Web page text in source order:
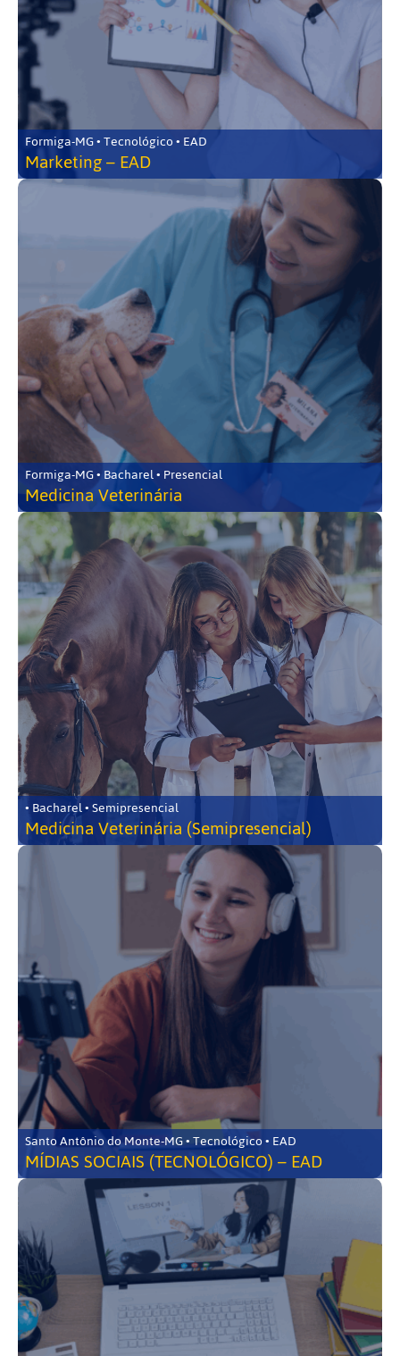
Formiga-MG • Tecnológico • EAD
Marketing – EAD
Formiga-MG • Bacharel • Presencial
Medicina Veterinária
• Bacharel • Semipresencial
Medicina Veterinária (Semipresencial)
Santo Antônio do Monte-MG • Tecnológico • EAD
MÍDIAS SOCIAIS (TECNOLÓGICO) – EAD